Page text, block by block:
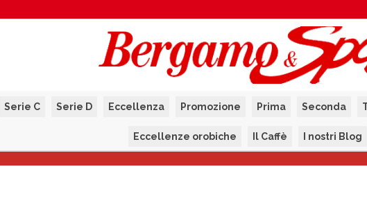
Serie C Serie D Eccellenza Promozione Prima Seconda
Eccellenze orobiche Il Caffè I nostri Blog